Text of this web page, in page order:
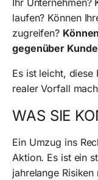
Ihr Unternehmen?
laufen? Können
zugreifen?
gegenüber
Es ist leicht, diese
realer Vorfall
WAS SIE
Ein Umzug ins
Aktion. Es ist ein
jahrelange